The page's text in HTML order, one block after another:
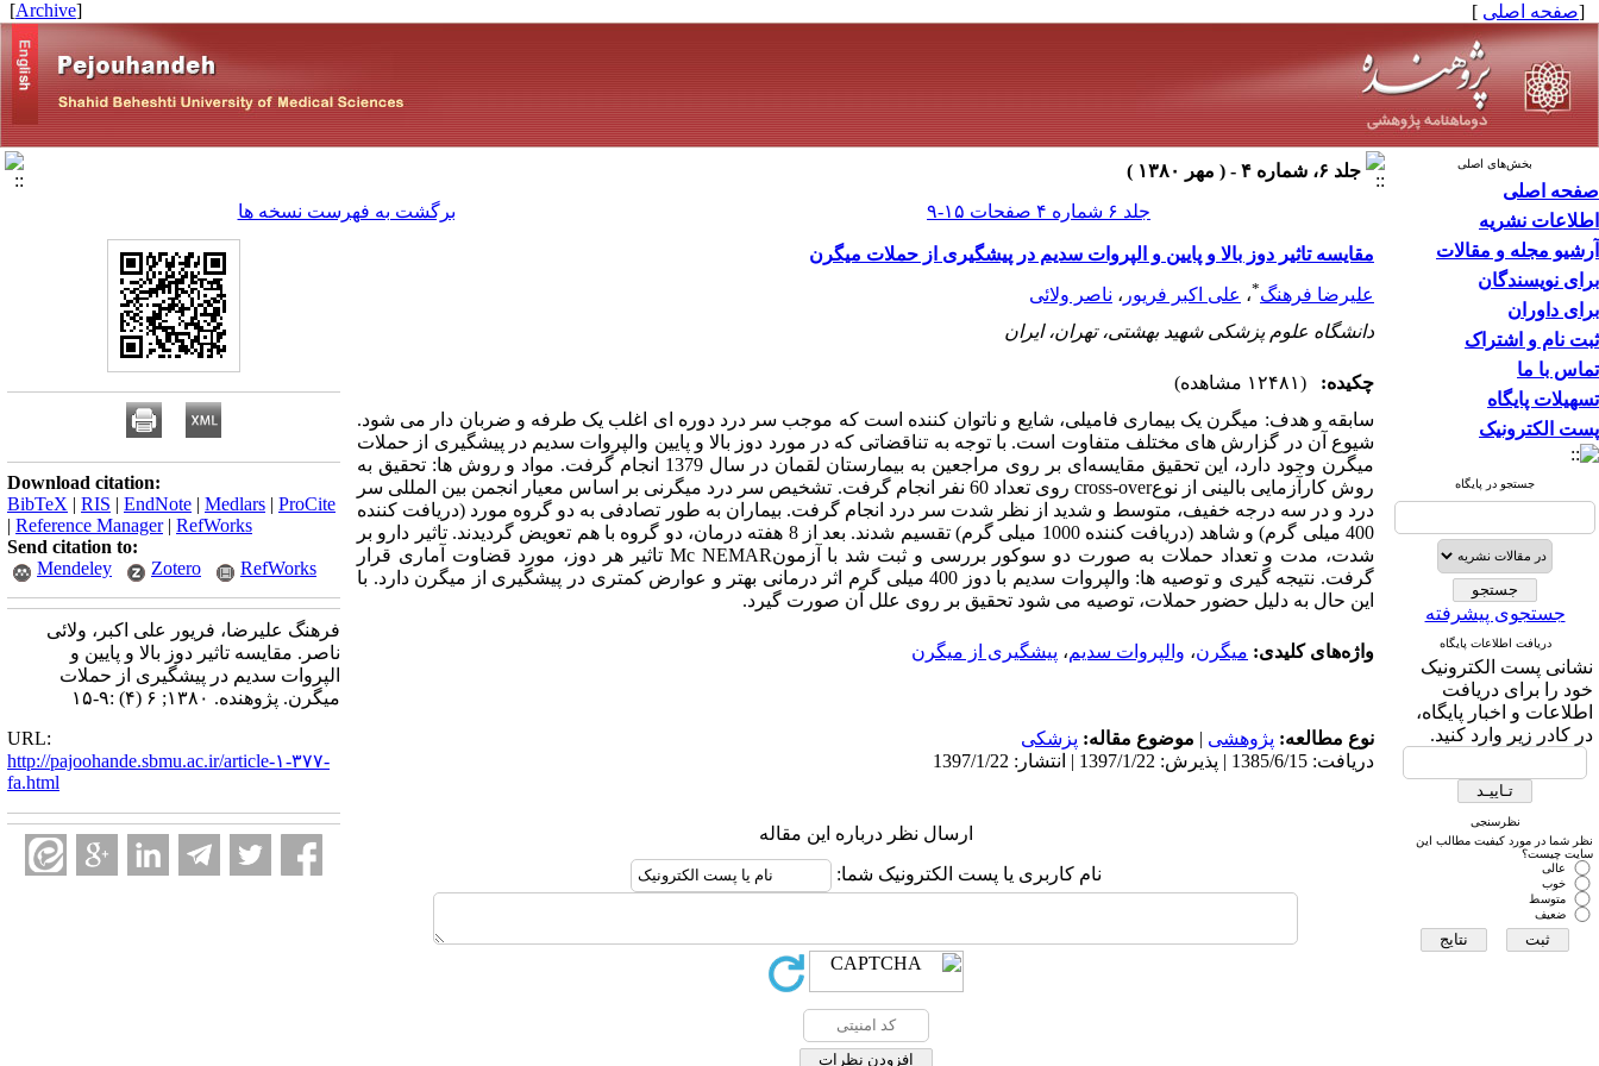
[صفحه اصلی ]
[
Archive
]
بخش‌های اصلی
صفحه اصلی
اطلاعات نشریه
آرشیو مجله و مقالات
برای نویسندگان
برای داوران
ثبت نام و اشتراک
تماس با ما
تسهیلات پایگاه
پست الکترونیک
جستجو در پایگاه
جستجوی پیشرفته
دریافت اطلاعات پایگاه
نشانی پست الکترونیک
خود را برای دریافت
اطلاعات و اخبار پایگاه،
در کادر زیر وارد کنید.
نظرسنجی
نظر شما در مورد کیفیت مطالب این
سایت چیست؟
عالی
خوب
متوسط
ضعیف
جلد ۶، شماره ۴ - ( مهر ۱۳۸۰ )
جلد ۶ شماره ۴ صفحات ۱۵-۹
برگشت به فهرست نسخه ها
مقایسه تاثیر دوز بالا و پایین و الپروات سدیم در پیشگیری از حملات میگرن
علیرضا فرهنگ*، علی اکبر فریور ، ناصر ولائی
دانشگاه علوم پزشکی شهید بهشتی، تهران، ایران
چکیده:
(۱۲۴۸۱ مشاهده)
سابقه و هدف: میگرن یک بیماری فامیلی، شایع و ناتوان کننده است که موجب سر درد دوره ای اغلب یک طرفه و ضربان دار می شود.
شیوع آن در گزارش های مختلف متفاوت است. با توجه به تناقضاتی که در مورد دوز بالا و پایین والپروات سدیم در پیشگیری از حملات
میگرن وجود دارد، این تحقیق مقایسه‌ای بر روی مراجعین به بیمارستان لقمان در سال 1379 انجام گرفت. مواد و روش ها: تحقیق به
روش کارآزمایی بالینی از نوعcross-over روی تعداد 60 نفر انجام گرفت. تشخیص سر درد میگرنی بر اساس معیار انجمن بین المللی سر
درد و در سه درجه خفیف، متوسط و شدید از نظر شدت سر درد انجام گرفت. بیماران به طور تصادفی به دو گروه مورد (دریافت کننده
400 میلی گرم) و شاهد (دریافت کننده 1000 میلی گرم) تقسیم شدند. بعد از 8 هفته درمان، دو گروه با هم تعویض گردیدند. تاثیر دارو بر
شدت، مدت و تعداد حملات به صورت دو سوکور بررسی و ثبت شد با آزمونMc NEMAR تاثیر هر دوز، مورد قضاوت آماری قرار
گرفت. نتیجه گیری و توصیه ها: والپروات سدیم با دوز 400 میلی گرم اثر درمانی بهتر و عوارض کمتری در پیشگیری از میگرن دارد. با
این حال به دلیل حضور حملات، توصیه می شود تحقیق بر روی علل آن صورت گیرد.
واژه‌های کلیدی: میگرن، والپروات سدیم، پیشگیری از میگرن
نوع مطالعه: پژوهشی | موضوع مقاله: پزشکی
دریافت: 1385/6/15 | پذیرش: 1397/1/22 | انتشار: 1397/1/22
ارسال نظر درباره این مقاله
نام کاربری یا پست الکترونیک شما:
Download citation:
BibTeX | RIS | EndNote | Medlars | ProCite
| Reference Manager| RefWorks
Send citation to:
Mendeley
Zotero RefWorks
فرهنگ علیرضا، فریور علی اکبر، ولائی
ناصر. مقایسه تاثیر دوز بالا و پایین و
الپروات سدیم در پیشگیری از حملات
میگرن. پژوهنده. ۱۳۸۰; ۶ (۴) :۹-۱۵
URL:
http://pajoohande.sbmu.ac.ir/article-۱-۳۷۷-
fa.html